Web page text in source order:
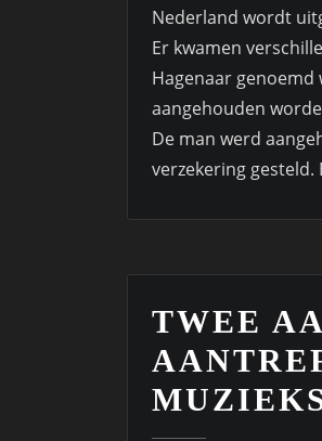
Nederland wordt
Er kwamen
Hagenaar
aangehouden
De man werd
verzekering
TWEE